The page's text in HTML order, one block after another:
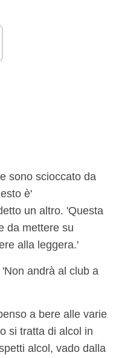
sono scioccato da
è'
un altro. 'Questa
da mettere su
alla leggera.'
andrà al club a
a bere alle varie
si tratta di alcol in
alcol, vado dalla